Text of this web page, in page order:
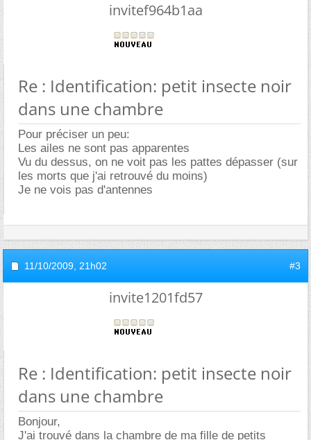
invitef964b1aa
Re : Identification: petit insecte noir
dans une chambre
Pour préciser un peu:
Les ailes ne sont pas apparentes
Vu du dessus, on ne voit pas les pattes dépasser (sur
les morts que j'ai retrouvé du moins)
Je ne vois pas d'antennes
11/10/2009, 21h02 #3
invite1201fd57
Re : Identification: petit insecte noir
dans une chambre
Bonjour,
J'ai trouvé dans la chambre de ma fille de petits